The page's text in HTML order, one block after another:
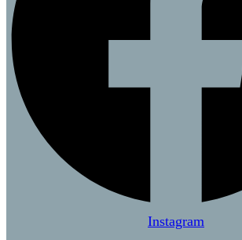
Instagram